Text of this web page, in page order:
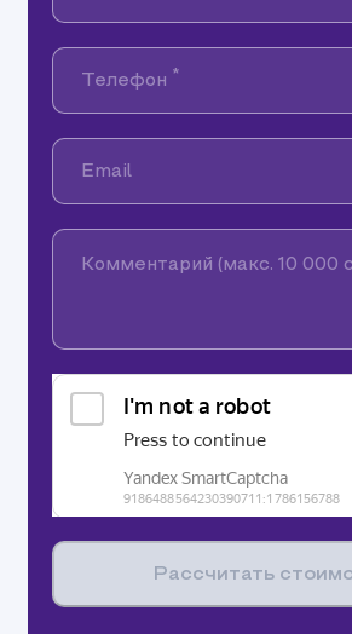
Телефон *
Email
Комментарий (макс. 10 000
Рассчитать